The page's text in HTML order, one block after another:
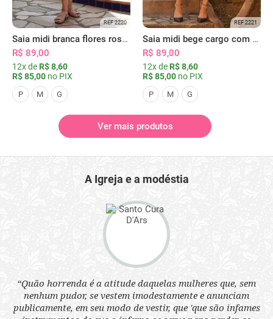
REF 2220
Saia midi branca flores rosas com bolsos
R$ 89,00
12x de R$ 8,60
R$ 85,00 no PIX
P M G
REF 2221
Saia midi bege cargo com bolsos
R$ 89,00
12x de R$ 8,60
R$ 85,00 no PIX
P M G
Ver mais produtos
A Igreja e a modéstia
“Quão horrenda é a atitude daquelas mulheres que, sem
nenhum pudor, se vestem imodestamente e anunciam
publicamente, em seu modo de vestir, que 'que são infames